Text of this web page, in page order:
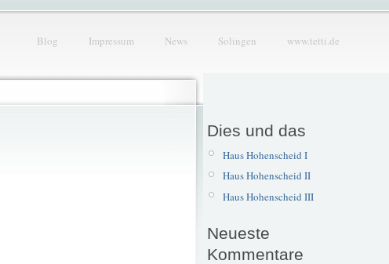
Blog Impressum News Solingen www.tetti.de
Dies und das
Haus Hohenscheid I
Haus Hohenscheid II
Haus Hohenscheid III
Neueste
Kommentare